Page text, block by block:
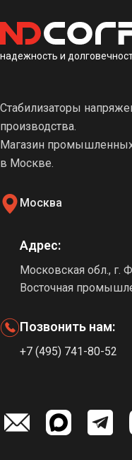
надежность и
Стабилизаторы
производства.
Магазин промышленных
в Москве.
Москва
Адрес:
Московская обл., г.
Восточная
Позвонить нам:
+7 (495) 741-80-52